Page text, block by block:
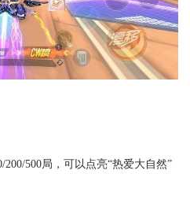
500局，可以点亮“热爱大自然”